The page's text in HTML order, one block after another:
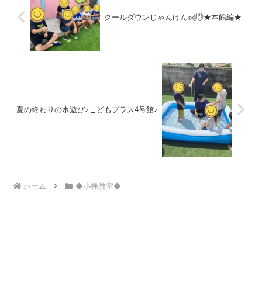
クールダウンじゃんけん✊✌️✋★本館編★
夏の終わりの水遊び♪こどもプラス4号館♪
ホーム ◆小禄教室◆